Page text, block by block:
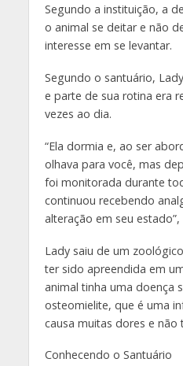
Segundo a instituição, a
o animal se deitar e não
interesse em se levantar.
Segundo o santuário,
e parte de sua rotina era
vezes ao dia.
“Ela dormia e, ao ser
olhava para você, mas
foi monitorada durante
continuou recebendo
alteração em seu
Lady saiu de um
ter sido apreendida em
animal tinha uma doença
osteomielite, que é uma
causa muitas dores e não
Conhecendo o Santuário